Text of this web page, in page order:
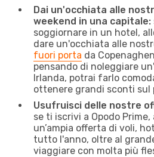
Dai un'occhiata alle
weekend in una capitale:
soggiornare in un hotel,
dare un'occhiata alle
fuori porta da
pensando di noleggiare
Irlanda, potrai farlo
ottenere grandi sconti sul
Usufruisci delle nostre
se ti iscrivi a Opodo Prime,
un’ampia offerta di voli,
tutto l'anno, oltre al
viaggiare con molta più